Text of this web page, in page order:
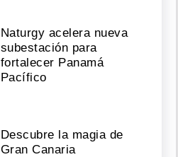
Naturgy acelera nueva
subestación para
fortalecer Panamá
Pacífico
Descubre la magia de
Gran Canaria